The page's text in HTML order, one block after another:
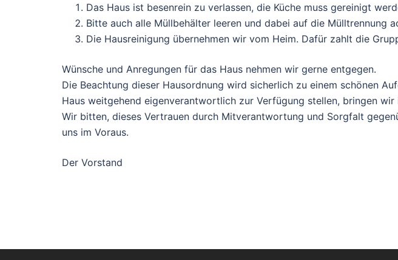
Das Haus ist besenrein zu verlassen, die Küche muss gereinigt
Bitte auch alle Müllbehälter leeren und dabei auf die Mülltrennung
Die Hausreinigung übernehmen wir vom Heim. Dafür zahlt die
Wünsche und Anregungen für das Haus nehmen wir gerne entgegen.
Die Beachtung dieser Hausordnung wird sicherlich zu einem schönen
Haus weitgehend eigenverantwortlich zur Verfügung stellen, bringen
Wir bitten, dieses Vertrauen durch Mitverantwortung und Sorgfalt
uns im Voraus.
Der Vorstand